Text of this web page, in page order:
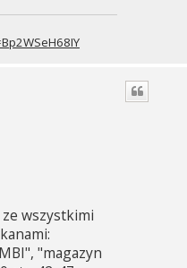
ze wszystkimi
"magazyn